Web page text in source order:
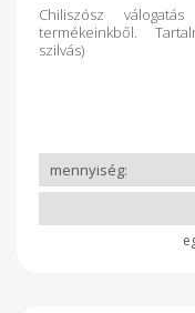
Chiliszósz
termékeinkből.
szilvás) -
DRK ( füstölt
és ízzel bír. -
legycsípősebb
készült sárga színű